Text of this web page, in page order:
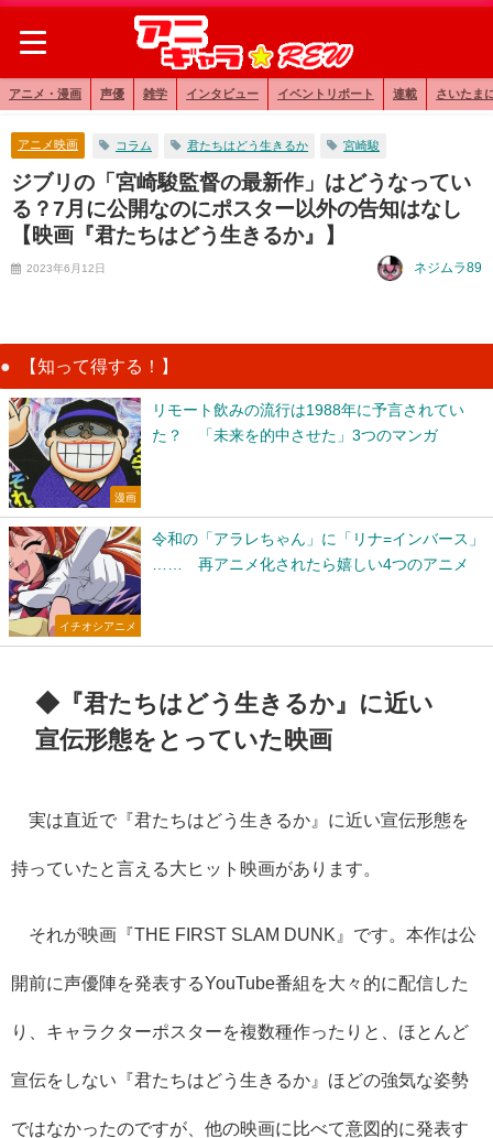
アニメ・漫画 声優 雑学 インタビュー イベントリポート 連載 さいたま
アニメ映画 コラム 君たちはどう生きるか 宮崎駿
ジブリの「宮崎駿監督の最新作」はどうなってい
る？7月に公開なのにポスター以外の告知はなし
【映画『君たちはどう生きるか』】
2023年6月12日 ネジムラ89
【知って得する！】
漫画
リモート飲みの流行は1988年に予言されてい
た？ 「未来を的中させた」3つのマンガ
イチオシアニメ
令和の「アラレちゃん」に「リナ=インバース」
…… 再アニメ化されたら嬉しい4つのアニメ
◆『君たちはどう生きるか』に近い
宣伝形態をとっていた映画
実は直近で『君たちはどう生きるか』に近い宣伝形態を
持っていたと言える大ヒット映画があります。
それが映画『THE FIRST SLAM DUNK』です。本作は公
開前に声優陣を発表するYouTube番組を大々的に配信した
り、キャラクターポスターを複数種作ったりと、ほとんど
宣伝をしない『君たちはどう生きるか』ほどの強気な姿勢
ではなかったのですが、他の映画に比べて意図的に発表す